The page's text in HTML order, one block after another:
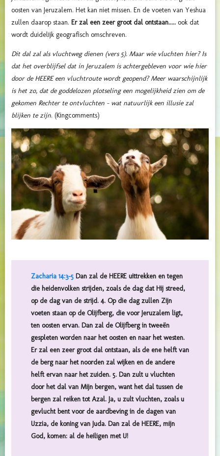
oosten van Jeruzalem. Het kan niet missen. En de voeten van Yeshua
zullen daarop staan. Er zal een zeer groot dal ontstaan..... ook dat
wordt duidelijk geografisch omschreven.
Dit dal zal als vluchtweg dienen (vers 5). Maar wie vluchten hier? Is
dat het overblijfsel dat in Jeruzalem is achtergebleven voor wie hier
door de HEERE een vluchtroute wordt geopend? Meer waarschijnlijk
is het zo, dat de goddelozen plotseling een mogelijkheid zien om de
gekomen Rechter te ontvluchten – wat natuurlijk een illusie zal
blijken te zijn. (Kingcomments)
Zacharia 14:3-5 Dan zal de HEERE uittrekken en tegen
die heidenvolken strijden, zoals de dag dat Hij streed,
op de dag van de strijd. 4. Op die dag zullen Zijn
voeten staan op de Olijfberg, die voor Jeruzalem ligt,
ten oosten ervan. Dan zal de Olijfberg in tweeën
gespleten worden naar het oosten en naar het westen.
Er zal een zeer groot dal ontstaan, als de ene helft van
de berg naar het noorden zal wijken en de andere
helft ervan naar het zuiden. 5. Dan zult u vluchten
door het dal van Mijn bergen, want het dal tussen de
bergen zal reiken tot Azal. Ja, u zult vluchten, zoals u
gevlucht bent voor de aardbeving in de dagen van
Uzzia, de koning van Juda. Dan zal de HEERE, mijn
God, komen: al de heiligen met U!